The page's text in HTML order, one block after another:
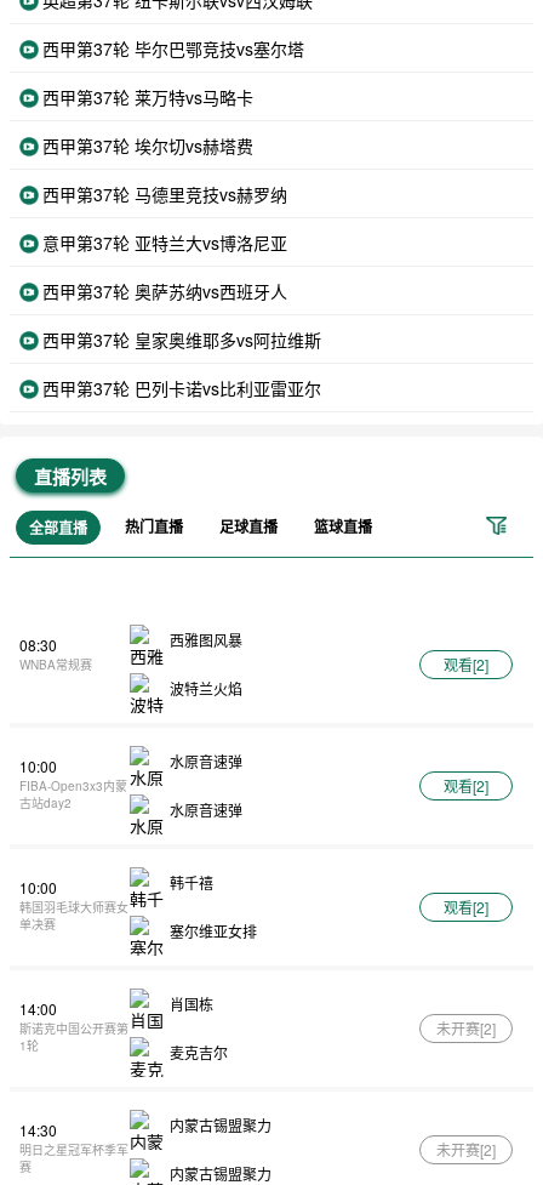
西甲第37轮 毕尔巴鄂竞技vs塞尔塔
西甲第37轮 莱万特vs马略卡
西甲第37轮 埃尔切vs赫塔费
西甲第37轮 马德里竞技vs赫罗纳
意甲第37轮 亚特兰大vs博洛尼亚
西甲第37轮 奥萨苏纳vs西班牙人
西甲第37轮 皇家奥维耶多vs阿拉维斯
西甲第37轮 巴列卡诺vs比利亚雷亚尔
直播列表
全部直播 热门直播 足球直播 篮球直播
08:30
WNBA常规赛
西雅图风暴
波特兰火焰
观看[2]
10:00
FIBA-Open3x3内蒙
古站day2
水原音速弹
水原音速弹
观看[2]
10:00
韩国羽毛球大师赛女
单决赛
韩千禧
塞尔维亚女排
观看[2]
14:00
斯诺克中国公开赛第
1轮
肖国栋
麦克吉尔
未开赛[2]
14:30
明日之星冠军杯季军
赛
内蒙古锡盟聚力
内蒙古锡盟聚力
未开赛[2]